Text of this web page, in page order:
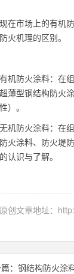
现在市场上的有机
防火机理的区别。
有机防火涂料：在
超薄型钢结构防火
性）。
无机防火涂料：在
防火涂料、防火堤
的认识与了解。
原创文章地址：
： 钢结构防火涂